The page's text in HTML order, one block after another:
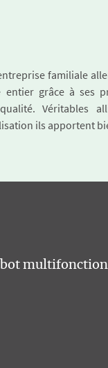
familiale
grâce à ses
Véritables
ils apportent
multifonction